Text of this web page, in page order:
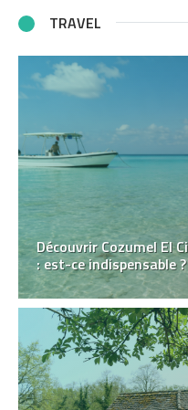
TRAVEL
Découvrir Cozumel El
: est-ce indispensable ?